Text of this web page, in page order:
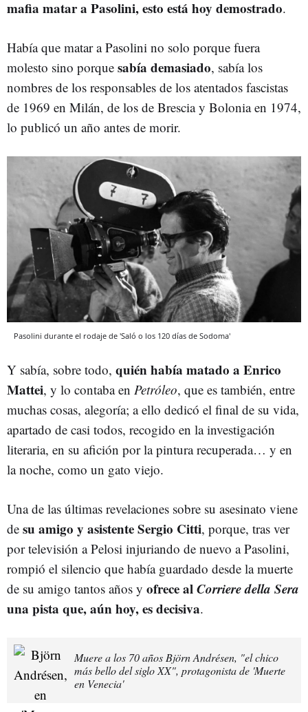
mafia matar a Pasolini, esto está hoy demostrado.
Había que matar a Pasolini no solo porque fuera
molesto sino porque sabía demasiado, sabía los
nombres de los responsables de los atentados fascistas
de 1969 en Milán, de los de Brescia y Bolonia en 1974,
lo publicó un año antes de morir.
Pasolini durante el rodaje de 'Saló o los 120 días de Sodoma'
Y sabía, sobre todo, quién había matado a Enrico
Mattei, y lo contaba en Petróleo, que es también, entre
muchas cosas, alegoría; a ello dedicó el final de su vida,
apartado de casi todos, recogido en la investigación
literaria, en su afición por la pintura recuperada… y en
la noche, como un gato viejo.
Una de las últimas revelaciones sobre su asesinato viene
de su amigo y asistente Sergio Citti, porque, tras ver
por televisión a Pelosi injuriando de nuevo a Pasolini,
rompió el silencio que había guardado desde la muerte
de su amigo tantos años y ofrece alCorriere della Sera
una pista que, aún hoy, es decisiva.
Muere a los 70 años Björn Andrésen, "el chico
más bello del siglo XX", protagonista de 'Muerte
en Venecia'